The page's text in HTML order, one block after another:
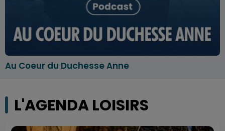
Au Coeur du Duchesse Anne
L'AGENDA LOISIRS